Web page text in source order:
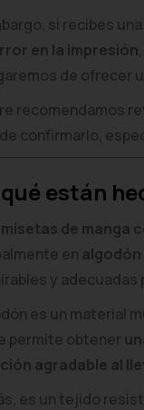
si recibes
en la impresión
de ofrecer
recomendamos
confirmarlo,
están
de manga
en
y adecuadas
es un material
permite obtener
agradable al
es un tejido